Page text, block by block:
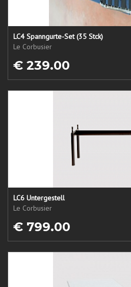
LC4 Spanngurte-Set (35 Stck)
Le Corbusier
€ 239.00
LC6 Untergestell
Le Corbusier
€ 799.00